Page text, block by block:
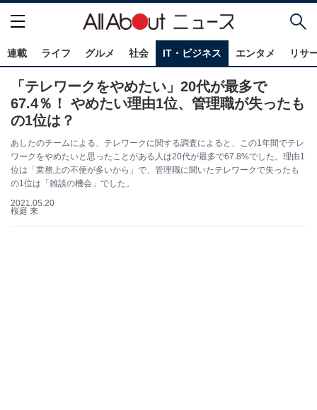
連載 ライフ グルメ 社会 IT・ビジネス エンタメ リサ
「テレワークをやめたい」20代が最多で
67.4％！ やめたい理由1位、管理職が失ったも
の1位は？
あしたのチームによる、テレワークに関する調査によると、この1年間でテレ
ワークをやめたいと思ったことがある人は20代が最多で67.8%でした。理由1
位は「業務上の不便が多いから」で、管理職に聞いたテレワークで失ったも
の1位は「雑談の機会」でした。
2021.05.20
桜庭 来